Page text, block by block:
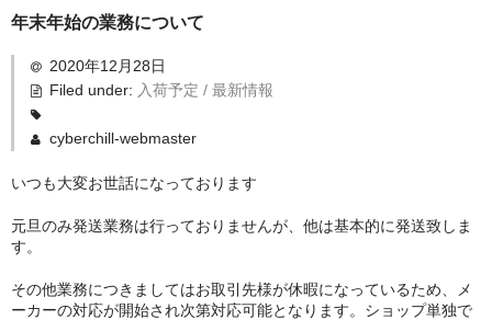
ガイド
🌫 ヴェポライザー機種比較ガイド
マウスピースの選び方
年末年始の業務について
2020年12月28日
Filed under: 入荷予定 / 最新情報
cyberchill-webmaster
いつも大変お世話になっております
元旦のみ発送業務は行っておりませんが、他は基本的に発送致しま
す。
その他業務につきましてはお取引先様が休暇になっているため、メ
ーカーの対応が開始され次第対応可能となります。ショップ単独で